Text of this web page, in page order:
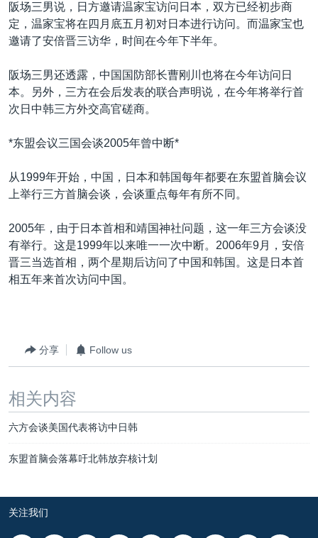
阪场三男说，日方邀请温家宝访问日本，双方已经初步商
定，温家宝将在四月底五月初对日本进行访问。而温家宝也
邀请了安倍晋三访华，时间在今年下半年。
阪场三男还透露，中国国防部长曹刚川也将在今年访问日
本。另外，三方在会后发表的联合声明说，在今年将举行首
次日中韩三方外交高官磋商。
*东盟会议三国会谈2005年曾中断*
从1999年开始，中国，日本和韩国每年都要在东盟首脑会议
上举行三方首脑会谈，会谈重点每年有所不同。
2005年，由于日本首相和靖国神社问题，这一年三方会谈没
有举行。这是1999年以来唯一一次中断。2006年9月，安倍
晋三当选首相，两个星期后访问了中国和韩国。这是日本首
相五年来首次访问中国。
分享 Follow us
相关内容
六方会谈美国代表将访中日韩
东盟首脑会落幕吁北韩放弃核计划
关注我们